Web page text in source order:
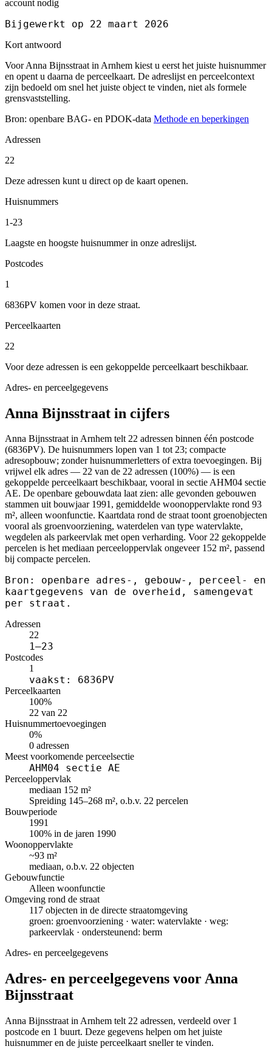
account nodig
Bijgewerkt op 22 maart 2026
Kort antwoord
Voor Anna Bijnsstraat in Arnhem kiest u eerst het juiste huisnummer
en opent u daarna de perceelkaart. De adreslijst en perceelcontext
zijn bedoeld om snel het juiste object te vinden, niet als formele
grensvaststelling.
Bron: openbare BAG- en PDOK-data Methode en beperkingen
Adressen
22
Deze adressen kunt u direct op de kaart openen.
Huisnummers
1-23
Laagste en hoogste huisnummer in onze adreslijst.
Postcodes
1
6836PV komen voor in deze straat.
Perceelkaarten
22
Voor deze adressen is een gekoppelde perceelkaart beschikbaar.
Adres- en perceelgegevens
Anna Bijnsstraat in cijfers
Anna Bijnsstraat in Arnhem telt 22 adressen binnen één postcode
(6836PV). De huisnummers lopen van 1 tot 23; compacte
adresopbouw; zonder huisnummerletters of extra toevoegingen. Bij
vrijwel elk adres — 22 van de 22 adressen (100%) — is een
gekoppelde perceelkaart beschikbaar, vooral in sectie AHM04 sectie
AE. De openbare gebouwdata laat zien: alle gevonden gebouwen
stammen uit bouwjaar 1991, gemiddelde woonoppervlakte rond 93
m², alleen woonfunctie. Kaartdata rond de straat toont groenobjecten
vooral als groenvoorziening, waterdelen van type watervlakte,
wegdelen als parkeervlak met open verharding. Voor 22 gekoppelde
percelen is het mediaan perceeloppervlak ongeveer 152 m², passend
bij compacte percelen.
Bron: openbare adres-, gebouw-, perceel- en
kaartgegevens van de overheid, samengevat
per straat.
Adressen
22
1–23
Postcodes
1
vaakst: 6836PV
Perceelkaarten
100%
22 van 22
Huisnummertoevoegingen
0%
0 adressen
Meest voorkomende perceelsectie
AHM04 sectie AE
Perceeloppervlak
mediaan 152 m²
Spreiding 145–268 m², o.b.v. 22 percelen
Bouwperiode
1991
100% in de jaren 1990
Woonoppervlakte
~93 m²
mediaan, o.b.v. 22 objecten
Gebouwfunctie
Alleen woonfunctie
Omgeving rond de straat
117 objecten in de directe straatomgeving
groen: groenvoorziening · water: watervlakte · weg:
parkeervlak · ondersteunend: berm
Adres- en perceelgegevens
Adres- en perceelgegevens voor Anna
Bijnsstraat
Anna Bijnsstraat in Arnhem telt 22 adressen, verdeeld over 1
postcode en 1 buurt. Deze gegevens helpen om het juiste
huisnummer en de juiste perceelkaart sneller te vinden.